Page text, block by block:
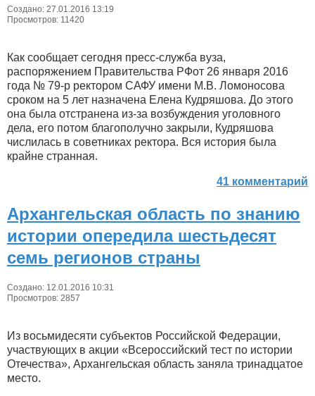
Создано: 27.01.2016 13:19
Просмотров: 11420
Как сообщает сегодня пресс-служба вуза,
распоряжением Правительства РФот 26 января 2016
года № 79-р ректором САФУ имени М.В. Ломоносова
сроком на 5 лет назначена Елена Кудряшова. До этого
она была отстранена из-за возбуждения уголовного
дела, его потом благополучно закрыли, Кудряшова
числилась в советниках ректора. Вся история была
крайне странная.
41 комментарий
Архангельская область по знанию
истории опередила шестьдесят
семь регионов страны
Создано: 12.01.2016 10:31
Просмотров: 2857
Из восьмидесяти субъектов Российской Федерации,
участвующих в акции «Всероссийский тест по истории
Отечества», Архангельская область заняла тринадцатое
место.